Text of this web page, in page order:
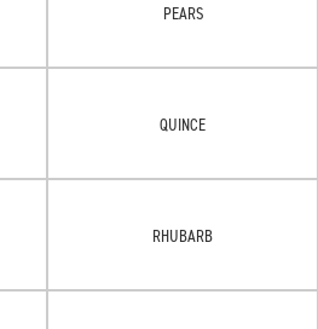
PEARS
QUINCE
RHUBARB